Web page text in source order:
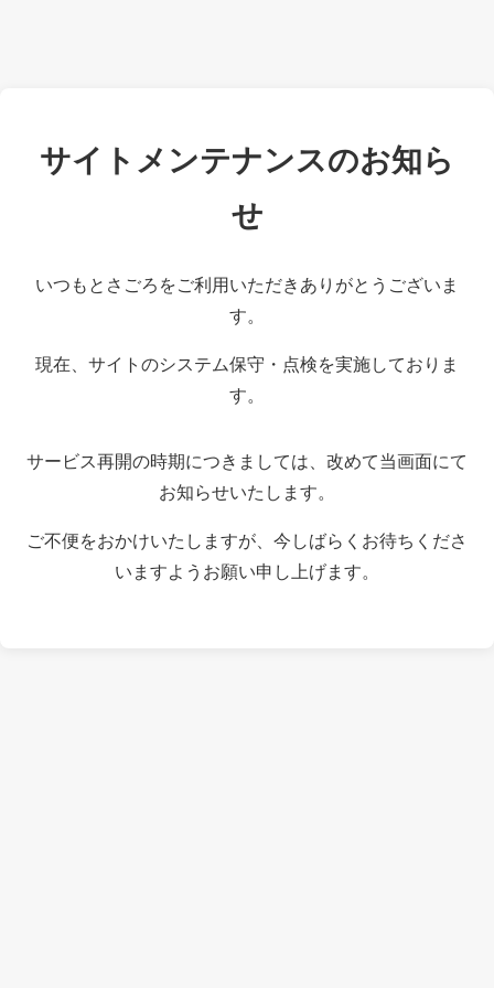
サイトメンテナンスのお知ら
せ
いつもとさごろをご利用いただきありがとうございま
す。
現在、サイトのシステム保守・点検を実施しておりま
す。
サービス再開の時期につきましては、改めて当画面にて
お知らせいたします。
ご不便をおかけいたしますが、今しばらくお待ちくださ
いますようお願い申し上げます。